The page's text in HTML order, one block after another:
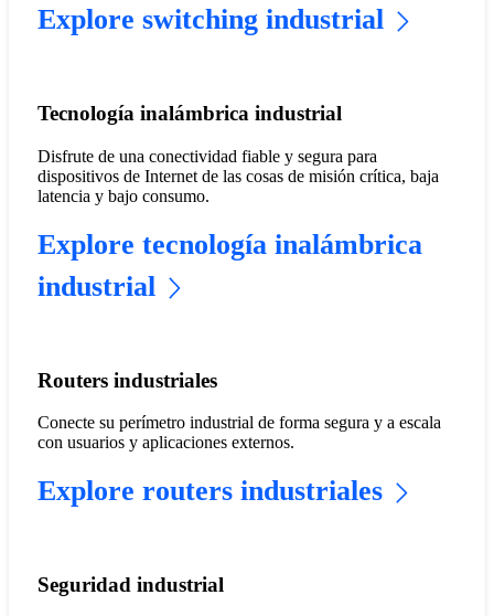
Explore switching industrial
Tecnología inalámbrica industrial
Disfrute de una conectividad fiable y segura para
dispositivos de Internet de las cosas de misión crítica, baja
latencia y bajo consumo.
Explore tecnología inalámbrica
industrial
Routers industriales
Conecte su perímetro industrial de forma segura y a escala
con usuarios y aplicaciones externos.
Explore routers industriales
Seguridad industrial